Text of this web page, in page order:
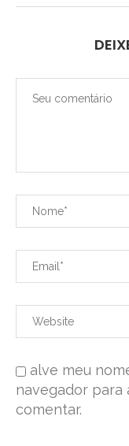
alve meu
navegador para
comentar.